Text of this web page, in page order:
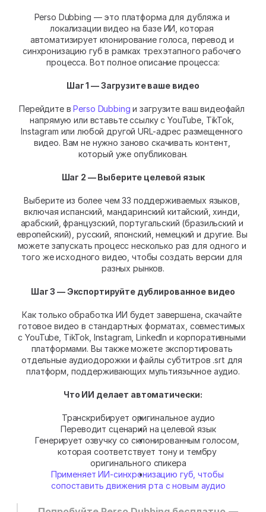
Perso Dubbing — это платформа для дубляжа и
локализации видео на базе ИИ, которая
автоматизирует клонирование голоса, перевод и
синхронизацию губ в рамках трехэтапного рабочего
процесса. Вот полное описание процесса:
Шаг 1 — Загрузите ваше видео
Перейдите в Perso Dubbing и загрузите ваш видеофайл
напрямую или вставьте ссылку с YouTube, TikTok,
Instagram или любой другой URL-адрес размещенного
видео. Вам не нужно заново скачивать контент,
который уже опубликован.
Шаг 2 — Выберите целевой язык
Выберите из более чем 33 поддерживаемых языков,
включая испанский, мандаринский китайский, хинди,
арабский, французский, португальский (бразильский и
европейский), русский, японский, немецкий и другие. Вы
можете запускать процесс несколько раз для одного и
того же исходного видео, чтобы создать версии для
разных рынков.
Шаг 3 — Экспортируйте дублированное видео
Как только обработка ИИ будет завершена, скачайте
готовое видео в стандартных форматах, совместимых
с YouTube, TikTok, Instagram, LinkedIn и корпоративными
платформами. Вы также можете экспортировать
отдельные аудиодорожки и файлы субтитров .srt для
платформ, поддерживающих мультиязычное аудио.
Что ИИ делает автоматически:
Транскрибирует оригинальное аудио
Переводит сценарий на целевой язык
Генерирует озвучку со склонированным голосом,
которая соответствует тону и тембру
оригинального спикера
Применяет ИИ-синхронизацию губ, чтобы
сопоставить движения рта с новым аудио